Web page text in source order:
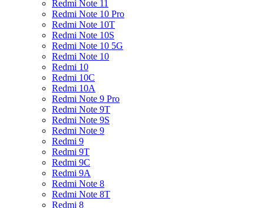
Redmi Note 11
Redmi Note 10 Pro
Redmi Note 10T
Redmi Note 10S
Redmi Note 10 5G
Redmi Note 10
Redmi 10
Redmi 10C
Redmi 10A
Redmi Note 9 Pro
Redmi Note 9T
Redmi Note 9S
Redmi Note 9
Redmi 9
Redmi 9T
Redmi 9C
Redmi 9A
Redmi Note 8
Redmi Note 8T
Redmi 8